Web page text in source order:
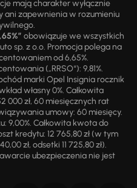
mają charakter wyłącznie
ani zapewnienia w rozumieniu
obowiązuje we wszystkich
sp. z o.o. Promocja polega na
od 6,65%.
(„RRSO“): 9,81%.
marki Opel Insignia rocznik
własny 0%. Całkowita
000 zł, 60 miesięcznych rat
umowy: 60 miesięcy.
9,00%. Całkowita kwota do
kredytu: 12 765,80 zł (w tym
zł, odsetki 11 725,80 zł).
ubezpieczenia nie jest